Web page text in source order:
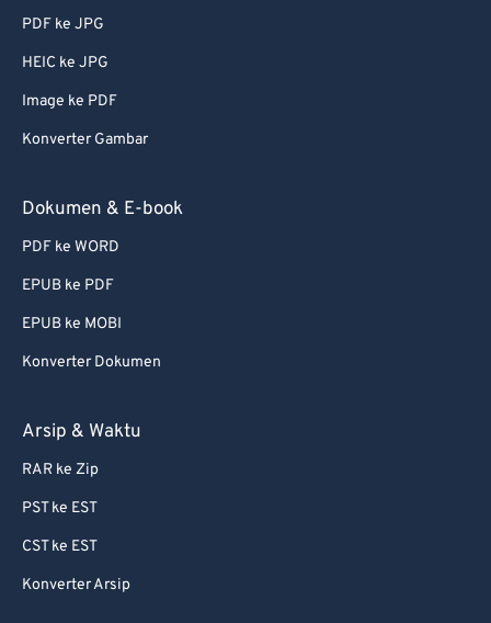
PDF ke JPG
HEIC ke JPG
Image ke PDF
Konverter Gambar
Dokumen & E-book
PDF ke WORD
EPUB ke PDF
EPUB ke MOBI
Konverter Dokumen
Arsip & Waktu
RAR ke Zip
PST ke EST
CST ke EST
Konverter Arsip